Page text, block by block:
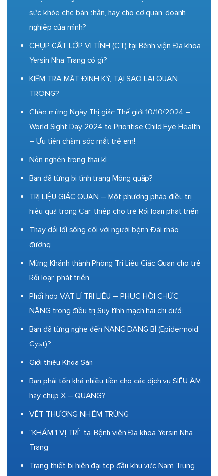
sức khỏe cho bản thân, hay cho cơ quan, doanh
nghiệp của mình?
CHỤP CẮT LỚP VI TÍNH (CT) tại Bệnh viện Đa khoa
Yersin Nha Trang có gì?
KIỂM TRA MẮT ĐỊNH KỲ, TẠI SAO LẠI QUAN
TRỌNG?
Chào mừng Ngày Thị giác Thế giới 10/10/2024 –
World Sight Day 2024 to Prioritise Child Eye Health
– Ưu tiên chăm sóc mắt trẻ em!
Nôn nghén trong thai kì
Bạn đã từng bị tình trạng Móng quặp?
TRỊ LIỆU GIÁC QUAN – Một phương pháp điều trị
hiệu quả trong Can thiệp cho trẻ Rối loạn phát triển
Thay đổi lối sống đối với người bệnh Đái tháo
đường
Mừng Khánh thành Phòng Trị Liệu Giác Quan cho trẻ
Rối loạn phát triển
Phối hợp VẬT LÍ TRỊ LIỆU – PHỤC HỒI CHỨC
NĂNG trong điều trị Suy tĩnh mạch hai chi dưới
Bạn đã từng nghe đến NANG DẠNG BÌ (Epidermoid
Cyst)?
Giới thiệu Khoa Sản
Bạn phải tốn khá nhiều tiền cho các dịch vụ SIÊU ÂM
hay chụp X – QUANG?
VẾT THƯƠNG NHIỄM TRÙNG
“KHÁM 1 VỊ TRÍ” tại Bệnh viện Đa khoa Yersin Nha
Trang
Trang thiết bị hiện đại top đầu khu vực Nam Trung